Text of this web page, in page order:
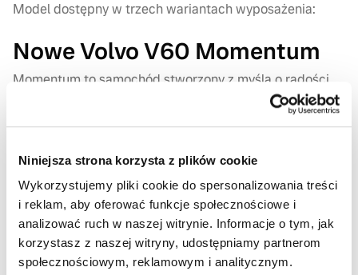
Niniejsza strona korzysta z plików cookie
Wykorzystujemy pliki cookie do spersonalizowania treści
i reklam, aby oferować funkcje społecznościowe i
analizować ruch w naszej witrynie. Informacje o tym, jak
korzystasz z naszej witryny, udostępniamy partnerom
społecznościowym, reklamowym i analitycznym.
Model dostępny w trzech wariantach wyposażenia:
Nowe Volvo V60 Momentum
Momentum to samochód stworzony z myślą o radości
życia, którą możecie czerpać ze wspólnych podróży
za miasto i nie tylko… To skandynawski charakter
nadwozia i wnętrza, które podkreślają niepowtarzalny
pojazdu i sprawiając, że jest jeszcze bardziej luksusowy.
Nowe Volvo V60 R-Design
V60 R-Design to sportowe rodzinne kombi